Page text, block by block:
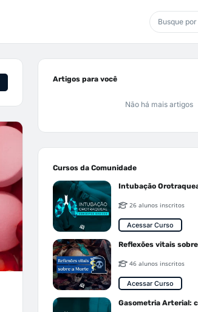
Artigos para você
Não há mais artigos
Cursos da Comunidade
26 alunos inscritos
Acessar Curso
Reflexões vitais
46 alunos inscritos
Acessar Curso
Gasometria Arterial: